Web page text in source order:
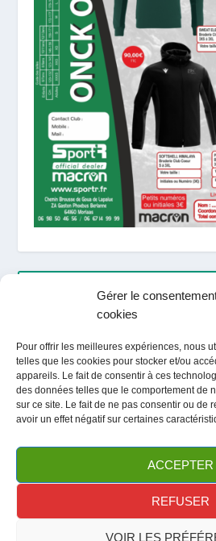
Gérer le
cookies
Pour offrir les meilleures expériences, nous
telles que les cookies pour stocker et/ou
appareils. Le fait de consentir à ces
des données telles que le comportement de
sur ce site. Le fait de ne pas consentir ou de
avoir un effet négatif sur certaines
ACCEPTER
REFUSER
VOIR LES
ARTICLES RÉCENTS
Fête du club / Portes Ouvertes